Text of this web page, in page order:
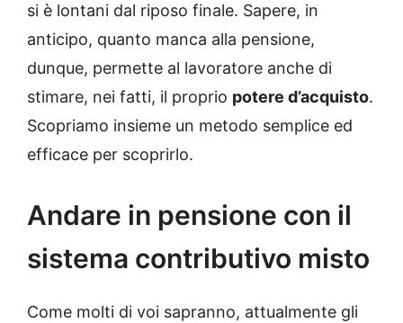
si è lontani dal riposo finale. Sapere, in
anticipo, quanto manca alla pensione,
dunque, permette al lavoratore anche di
stimare, nei fatti, il proprio potere d’acquisto.
Scopriamo insieme un metodo semplice ed
efficace per scoprirlo.
Andare in pensione con il
sistema contributivo misto
Come molti di voi sapranno, attualmente gli